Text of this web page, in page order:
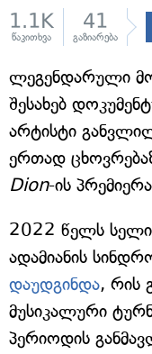
1.1K
წაკითხვა
41
გაზიარება
ლეგენდარული
შესახებ
არტისტი
ერთად
Dion-ის
2022 წელს
ადამიანის
დაუდგინდა, რის
მუსიკალური
პერიოდის